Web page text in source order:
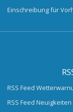
Einschreibung für
RSS Feed
RSS Feed Neuigkeiten